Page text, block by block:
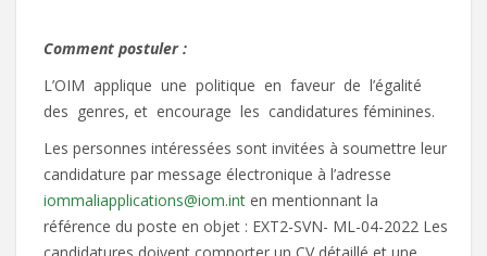
Comment postuler :
L’OIM applique une politique en faveur de l’égalité
des genres, et encourage les candidatures féminines.
Les personnes intéressées sont invitées à soumettre leur
candidature par message électronique à l’adresse
iommaliapplications@iom.int en mentionnant la
référence du poste en objet : EXT2-SVN- ML-04-2022 Les
candidatures doivent comporter un CV détaillé et une